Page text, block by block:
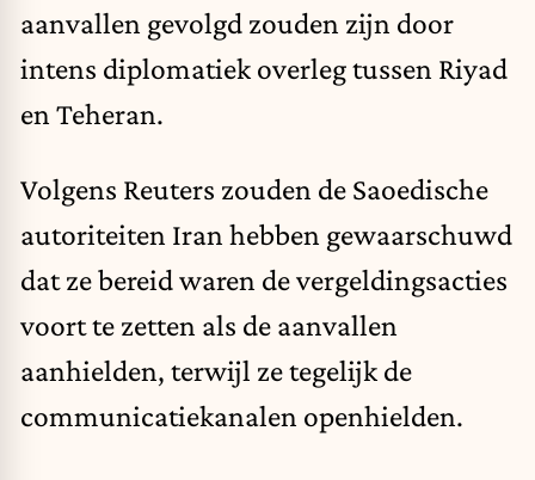
aanvallen gevolgd zouden zijn door
intens diplomatiek overleg tussen Riyad
en Teheran.
Volgens Reuters zouden de Saoedische
autoriteiten Iran hebben gewaarschuwd
dat ze bereid waren de vergeldingsacties
voort te zetten als de aanvallen
aanhielden, terwijl ze tegelijk de
communicatiekanalen openhielden.